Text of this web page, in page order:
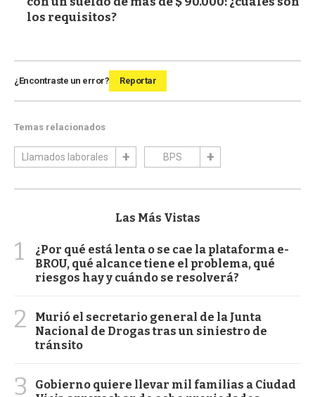
los requisitos?
¿Encontraste un error? Reportar
Temas relacionados
Llamados laborales BPS
Las Más Vistas
1
¿Por qué está lenta o se cae la plataforma e-
BROU, qué alcance tiene el problema, qué
riesgos hay y cuándo se resolverá?
2
Murió el secretario general de la Junta
Nacional de Drogas tras un siniestro de
tránsito
3
Gobierno quiere llevar mil familias a Ciudad